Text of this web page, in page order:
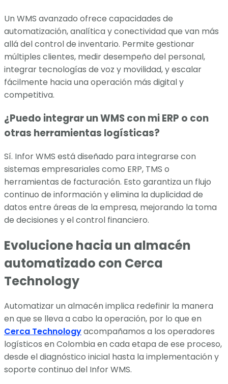
Un WMS avanzado ofrece capacidades de
automatización, analítica y conectividad que van más
allá del control de inventario. Permite gestionar
múltiples clientes, medir desempeño del personal,
integrar tecnologías de voz y movilidad, y escalar
fácilmente hacia una operación más digital y
competitiva.
¿Puedo integrar un WMS con mi ERP o con
otras herramientas logísticas?
Sí. Infor WMS está diseñado para integrarse con
sistemas empresariales como ERP, TMS o
herramientas de facturación. Esto garantiza un flujo
continuo de información y elimina la duplicidad de
datos entre áreas de la empresa, mejorando la toma
de decisiones y el control financiero.
Evolucione hacia un almacén
automatizado con Cerca
Technology
Automatizar un almacén implica redefinir la manera
en que se lleva a cabo la operación, por lo que en
Cerca Technologyacompañamos a los operadores
logísticos en Colombia en cada etapa de ese proceso,
desde el diagnóstico inicial hasta la implementación y
soporte continuo del Infor WMS.